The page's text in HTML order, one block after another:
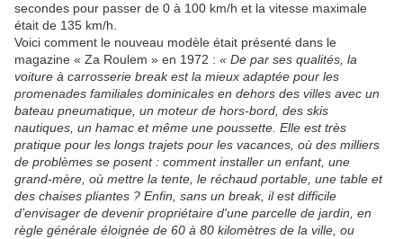
secondes pour passer de 0 à 100 km/h et la vitesse maximale
était de 135 km/h.
Voici comment le nouveau modèle était présenté dans le
magazine « Za Roulem » en 1972 : « De par ses qualités, la
voiture à carrosserie break est la mieux adaptée pour les
promenades familiales dominicales en dehors des villes avec un
bateau pneumatique, un moteur de hors-bord, des skis
nautiques, un hamac et même une poussette. Elle est très
pratique pour les longs trajets pour les vacances, où des milliers
de problèmes se posent : comment installer un enfant, une
grand-mère, où mettre la tente, le réchaud portable, une table et
des chaises pliantes ? Enfin, sans un break, il est difficile
d’envisager de devenir propriétaire d'une parcelle de jardin, en
règle générale éloignée de 60 à 80 kilomètres de la ville, ou